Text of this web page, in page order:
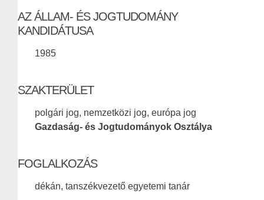
AZ ÁLLAM- ÉS JOGTUDOMÁNY
KANDIDÁTUSA
1985
SZAKTERÜLET
polgári jog, nemzetközi jog, európa jog
Gazdaság- és Jogtudományok Osztálya
FOGLALKOZÁS
dékán, tanszékvezető egyetemi tanár